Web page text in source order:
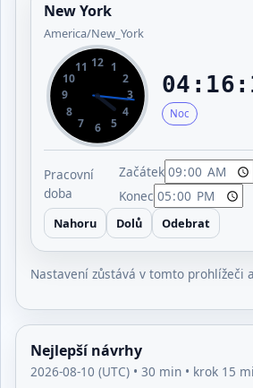
New York
America/New_York
1
2
3
4
5
6
7
8
9
10
11 12
Noc
Pracovní
doba
Začátek
Konec
Nahoru Dolů Odebrat
Nastavení zůstává v tomto prohlížeči
Nejlepší návrhy
2026-08-10 (UTC) • 30 min • krok 15